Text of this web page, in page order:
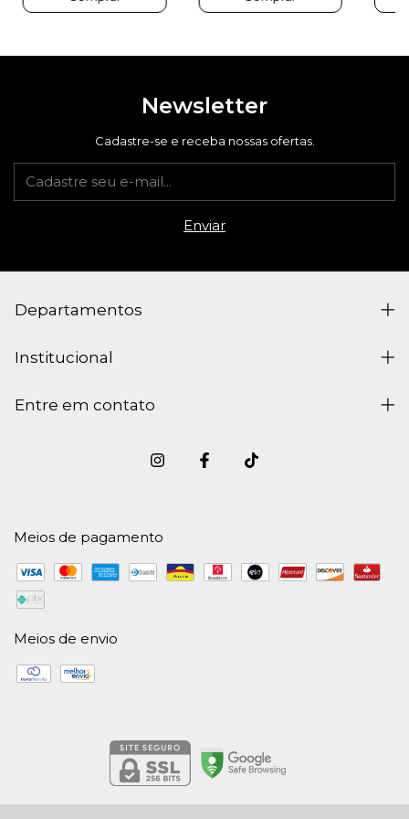
Newsletter
Cadastre-se e receba nossas ofertas.
Departamentos
Institucional
Entre em contato
Meios de pagamento
Meios de envio